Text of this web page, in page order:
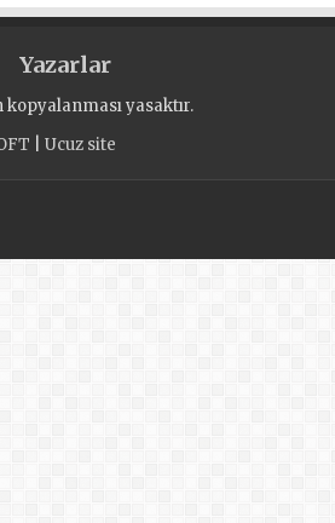
Yazarlar
yasaktır.
Ucuz site